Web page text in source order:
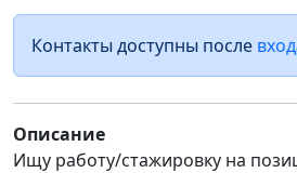
Контакты доступны после
Описание
Ищу работу/стажировку на